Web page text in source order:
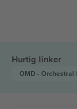
Hurtig linker
OMD -